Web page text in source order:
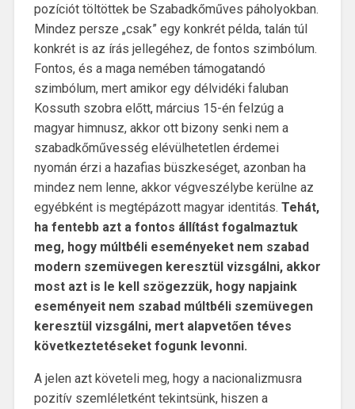
pozíciót töltöttek be Szabadkőműves páholyokban.
Mindez persze „csak” egy konkrét példa, talán túl
konkrét is az írás jellegéhez, de fontos szimbólum.
Fontos, és a maga nemében támogatandó
szimbólum, mert amikor egy délvidéki faluban
Kossuth szobra előtt, március 15-én felzúg a
magyar himnusz, akkor ott bizony senki nem a
szabadkőművesség elévülhetetlen érdemei
nyomán érzi a hazafias büszkeséget, azonban ha
mindez nem lenne, akkor végveszélybe kerülne az
egyébként is megtépázott magyar identitás. Tehát,
ha fentebb azt a fontos állítást fogalmaztuk
meg, hogy múltbéli eseményeket nem szabad
modern szemüvegen keresztül vizsgálni, akkor
most azt is le kell szögezzük, hogy napjaink
eseményeit nem szabad múltbéli szemüvegen
keresztül vizsgálni, mert alapvetően téves
következtetéseket fogunk levonni.
A jelen azt követeli meg, hogy a nacionalizmusra
pozitív szemléletként tekintsünk, hiszen a